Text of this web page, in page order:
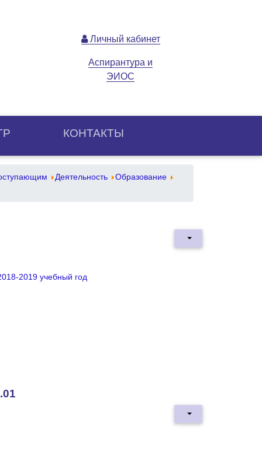
Личный кабинет
Аспирантура и
ЭИОС
КОНТАКТЫ
Деятельность Образование
2019 учебный год